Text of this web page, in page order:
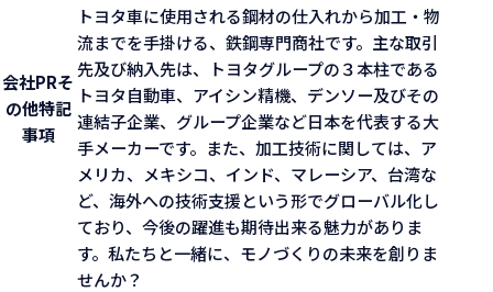
会社PRそ
の他特記
事項
トヨタ車に使用される鋼材の仕入れから加工・物
流までを手掛ける、鉄鋼専門商社です。主な取引
先及び納入先は、トヨタグループの３本柱である
トヨタ自動車、アイシン精機、デンソー及びその
連結子企業、グループ企業など日本を代表する大
手メーカーです。また、加工技術に関しては、ア
メリカ、メキシコ、インド、マレーシア、台湾な
ど、海外への技術支援という形でグローバル化し
ており、今後の躍進も期待出来る魅力がありま
す。私たちと一緒に、モノづくりの未来を創りま
せんか？